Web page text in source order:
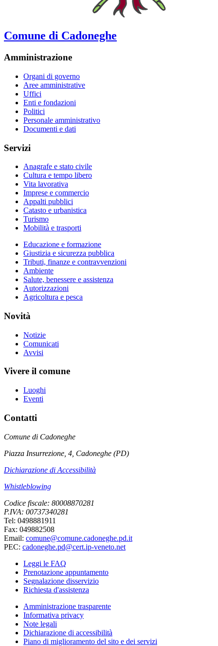
Comune di Cadoneghe
Amministrazione
Organi di governo
Aree amministrative
Uffici
Enti e fondazioni
Politici
Personale amministrativo
Documenti e dati
Servizi
Anagrafe e stato civile
Cultura e tempo libero
Vita lavorativa
Imprese e commercio
Appalti pubblici
Catasto e urbanistica
Turismo
Mobilità e trasporti
Educazione e formazione
Giustizia e sicurezza pubblica
Tributi, finanze e contravvenzioni
Ambiente
Salute, benessere e assistenza
Autorizzazioni
Agricoltura e pesca
Novità
Notizie
Comunicati
Avvisi
Vivere il comune
Luoghi
Eventi
Contatti
Comune di Cadoneghe
Piazza Insurrezione, 4, Cadoneghe (PD)
Dichiarazione di Accessibilità
Whistleblowing
Codice fiscale: 80008870281
P.IVA: 00737340281
Tel: 0498881911
Fax: 049882508
Email: comune@comune.cadoneghe.pd.it
PEC: cadoneghe.pd@cert.ip-veneto.net
Leggi le FAQ
Prenotazione appuntamento
Segnalazione disservizio
Richiesta d'assistenza
Amministrazione trasparente
Informativa privacy
Note legali
Dichiarazione di accessibilità
Piano di miglioramento del sito e dei servizi